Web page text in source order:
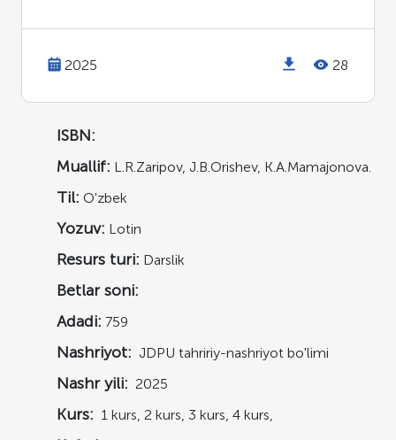
2025 28
ISBN:
Muallif: L.R.Zaripov, J.B.Orishev, K.A.Mamajonova.
Til: O'zbek
Yozuv: Lotin
Resurs turi: Darslik
Betlar soni:
Adadi: 759
Nashriyot: JDPU tahririy-nashriyot bo'limi
Nashr yili: 2025
Kurs: 1 kurs, 2 kurs, 3 kurs, 4 kurs,